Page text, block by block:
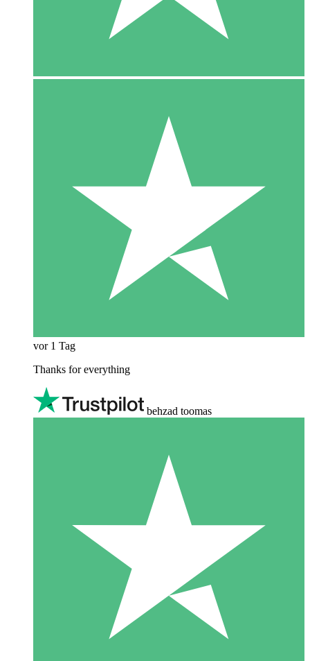
vor 1 Tag
Thanks for everything
behzad toomas